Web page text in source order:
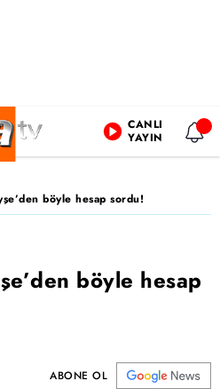
CANLI
YAYIN
böyle hesap sordu!
böyle hesap
ABONE OL